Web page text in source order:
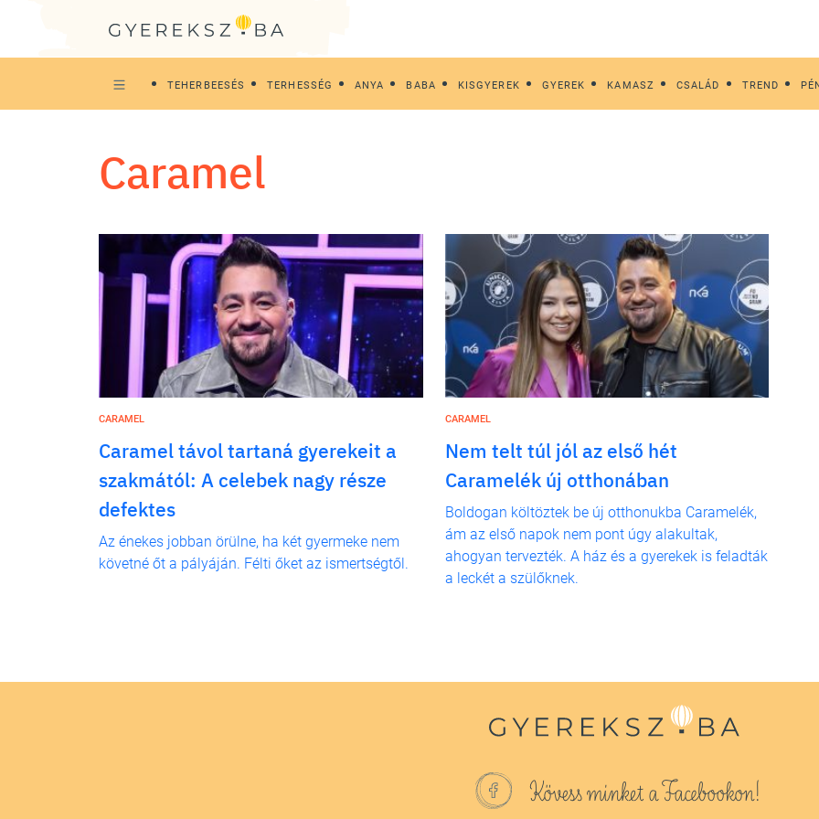
TEHERBEESÉS TERHESSÉG ANYA BABA KISGYEREK GYEREK KAMASZ CSALÁD TREND
Caramel
CARAMEL
Caramel távol tartaná gyerekeit a
szakmától: A celebek nagy része
defektes
Az énekes jobban örülne, ha két gyermeke nem
követné őt a pályáján. Félti őket az ismertségtől.
CARAMEL
Nem telt túl jól az első hét
Caramelék új otthonában
Boldogan költöztek be új otthonukba Caramelék,
ám az első napok nem pont úgy alakultak,
ahogyan tervezték. A ház és a gyerekek is feladták
a leckét a szülőknek.
Kövess minket a Facebookon!